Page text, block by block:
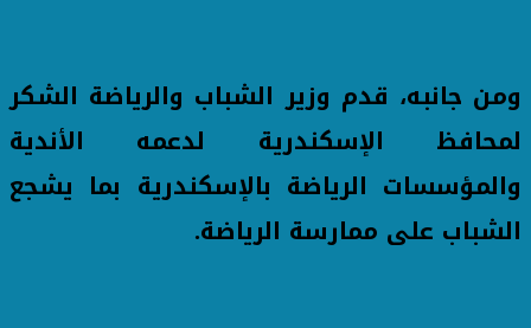
ومن جانبه، قدم وزير الشباب والرياضة الشكر
لمحافظ الإسكندرية لدعمه الأندية
والمؤسسات الرياضة بالإسكندرية بما يشجع
الشباب على ممارسة الرياضة.